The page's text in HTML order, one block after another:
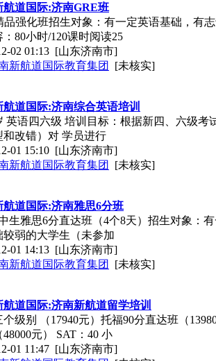
航道国际:济南GRE班
品强化班招生对象：有一定英语基础，有
：80小时/120课时阅读25
02 01:13 [山东济南市]
新航道国际教育集团
[未核实]
航道国际:济南综合英语培训
英语四六级 培训目标：根据新四、六级
和改错）对 学员进行
01 15:10 [山东济南市]
新航道国际教育集团
[未核实]
航道国际:济南雅思6分班
生雅思6分直达班（4个8天）招生对象：
较弱的大学生（未参加
01 14:13 [山东济南市]
新航道国际教育集团
[未核实]
航道国际:济南新航道留学培训
个级别 （17940元）托福90分直达班（
元） SAT：40 小
01 11:47 [山东济南市]